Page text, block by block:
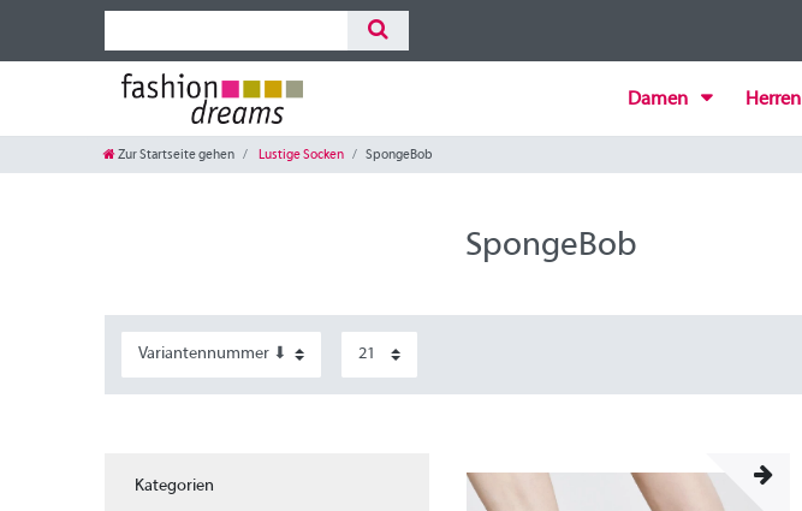
Damen Herren
Zur Startseite gehen Lustige Socken SpongeBob
SpongeBob
Kategorien